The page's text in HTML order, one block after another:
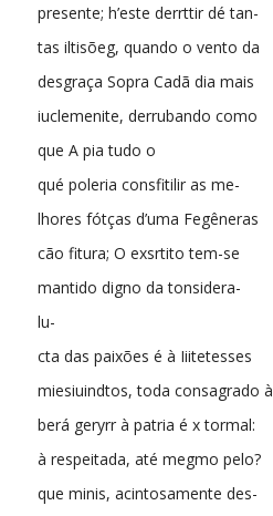
presente; h’este derrttir dé tan-
tas iltisõeg, quando o vento da
desgraça Sopra Cadã dia mais
iuclemenite, derrubando como
que A pia tudo o
qué poleria consfitilir as me-
lhores fótças d’uma Fegêneras
cão fitura; O exsrtito tem-se
mantido digno da tonsidera-
lu-
cta das paixões é à Iiitetesses
miesiuindtos, toda consagrado à
berá geryrr à patria é x tormal:
à respeitada, até megmo pelo?
que minis, acintosamente des-